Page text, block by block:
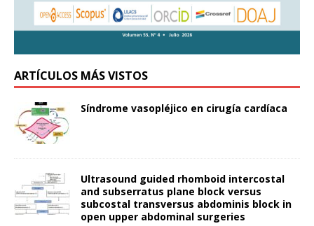
ARTÍCULOS MÁS VISTOS
Síndrome vasopléjico en cirugía cardíaca
Ultrasound guided rhomboid intercostal
and subserratus plane block versus
subcostal transversus abdominis block in
open upper abdominal surgeries